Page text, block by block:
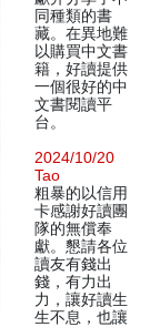
同種類的書
藏。在異地難
以購買中文書
籍，好讀提供
一個很好的中
文書閱讀平
台。
2024/10/20
Tao
粗暴的以信用
卡感謝好讀團
隊的無償奉
獻。懇請各位
讀友有錢出
錢，有力出
力，讓好讀生
生不息，也讓